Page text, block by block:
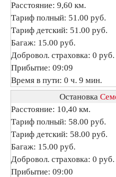
Расстояние: 9,60 км.
Тариф полный: 51.00 руб.
Тариф детский: 51.00 руб.
Багаж: 15.00 руб.
Добровол. страховка: 0 руб.
Прибытие: 09:09
Время в пути: 0 ч. 9 мин.
Остановка
Расстояние: 10,40 км.
Тариф полный: 58.00 руб.
Тариф детский: 58.00 руб.
Багаж: 15.00 руб.
Добровол. страховка: 0 руб.
Прибытие: 09:00